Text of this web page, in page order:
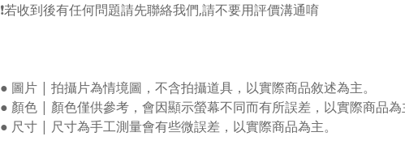
❗️若收到後有任何問題請先聯絡我們,請不要用評價溝通唷
● 圖片 | 拍攝片為情境圖，不含拍攝道具，以實際商品敘述為主。
● 顏色 | 顏色僅供參考，會因顯示螢幕不同而有所誤差，以實際商品為
● 尺寸 | 尺寸為手工測量會有些微誤差，以實際商品為主。